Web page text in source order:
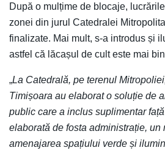
După o mulțime de blocaje,
zonei din jurul Catedralei
finalizate. Mai mult, s-a introdus și
astfel că lăcașul de cult este mai
„La Catedrală, pe terenul
Timișoara au elaborat o soluție de
public care a inclus suplimentar
elaborată de fosta administrație, un
amenajarea spațiului verde și